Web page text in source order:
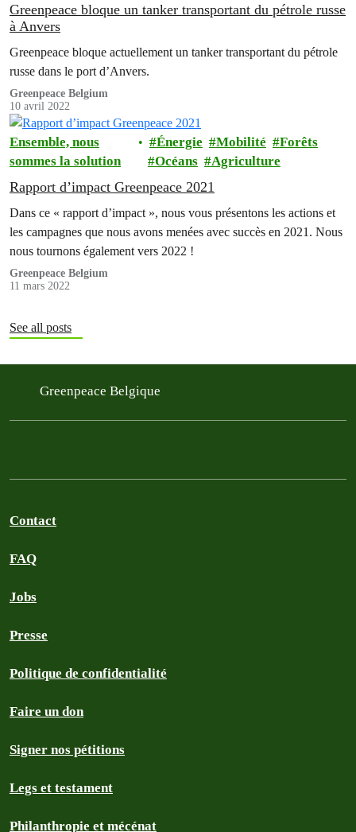
Greenpeace bloque un tanker transportant du pétrole russe
à Anvers
Greenpeace bloque actuellement un tanker transportant du pétrole
russe dans le port d’Anvers.
Greenpeace Belgium
10 avril 2022
Ensemble, nous
sommes la solution
Énergie Mobilité
Forêts
Océans
Agriculture
Rapport d’impact Greenpeace 2021
Dans ce « rapport d’impact », nous vous présentons les actions et
les campagnes que nous avons menées avec succès en 2021. Nous
nous tournons également vers 2022 !
Greenpeace Belgium
11 mars 2022
See all posts
Greenpeace Belgique
Contact
FAQ
Jobs
Presse
Politique de confidentialité
Faire un don
Signer nos pétitions
Legs et testament
Philanthropie et mécénat